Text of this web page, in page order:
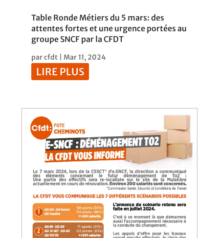
Table Ronde Métiers du 5 mars: des
attentes fortes et une urgence portées au
groupe SNCF par la CFDT
parcfdt| Mar 11, 2024
LIRE PLUS